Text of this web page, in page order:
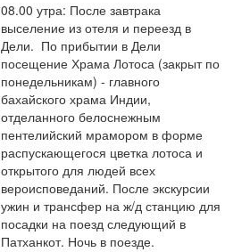
08.00 утра: После завтрака
выселение из отеля и переезд в
Дели. По прибытии в Дели
посещение Храма Лотоса (закрыт по
понедельникам) - главного
бахайского храма Индии,
отделанного белоснежным
пентелийский мрамором в форме
распускающегося цветка лотоса и
открытого для людей всех
вероисповеданий. После экскурсии
ужин и трансфер на ж/д станцию для
посадки на поезд следующий в
Патханкот. Ночь в поезде.